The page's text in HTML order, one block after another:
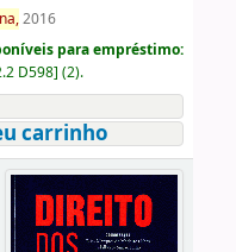
2016
para empréstimo:
D598] (2).
carrinho